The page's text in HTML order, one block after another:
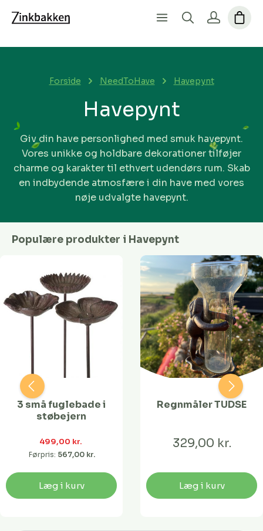
Forside NeedToHave Havepynt
Havepynt
Giv din have personlighed med smuk havepynt.
Vores unikke og holdbare dekorationer tilføjer
charme og karakter til ethvert udendørs rum. Skab
en indbydende atmosfære i din have med vores
nøje udvalgte havepynt.
Populære produkter i Havepynt
3 små fuglebade i
støbejern
499,00 kr.
Førpris: 567,00 kr.
Læg i kurv
Regnmåler TUDSE
329,00 kr.
Læg i kurv